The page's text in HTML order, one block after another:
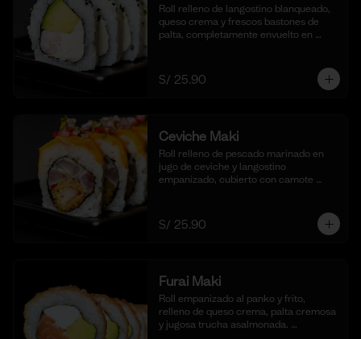
Roll relleno de langostino blanqueado,
queso crema y frescos bastones de
palta, completamente envuelto en
salsa shoyu. (10 cortes).
S/ 25.90
Ceviche Maki
Roll relleno de pescado marinado en
jugo de ceviche y langostino
empanizado, cubierto con camote
S/ 25.90
Furai Maki
Roll empanizado al panko y frito,
relleno de queso crema, palta cremosa
y jugosa trucha asalmonada.